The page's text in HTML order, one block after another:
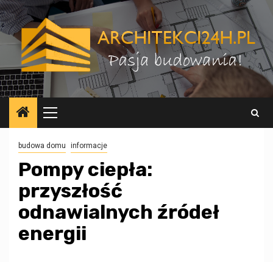
Przejdź
do
treści
Menu
główne
budowa domu informacje
Pompy ciepła:
przyszłość
odnawialnych źródeł
energii